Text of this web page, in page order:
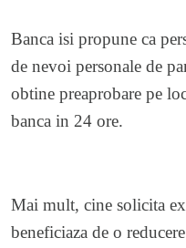
Banca isi propune ca
de nevoi personale de
obtine preaprobare pe
banca in 24 ore.
Mai mult, cine solicita
beneficiaza de o